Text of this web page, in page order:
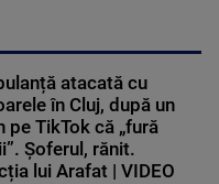
atacată cu
în Cluj, după un
pe TikTok că „fură
Șoferul, rănit.
lui Arafat | VIDEO